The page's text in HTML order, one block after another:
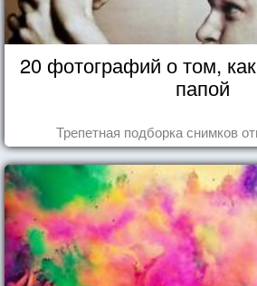
20 фотографий о том,
папой
Трепетная подборка снимков